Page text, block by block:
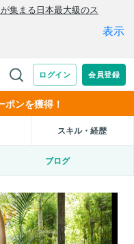
ンを獲得！
スキル・経歴
ブログ